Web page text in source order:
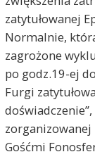
zatytułowanej
Normalnie,
zagrożone
po godz.19-ej
Furgi
Gośćmi